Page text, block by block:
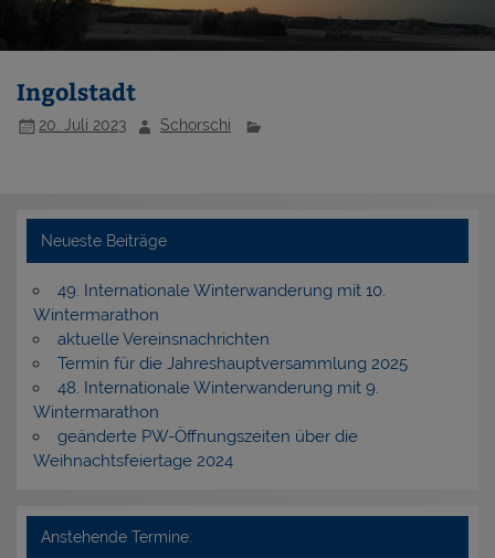
Ingolstadt
20. Juli 2023 Schorschi
Neueste Beiträge
49. Internationale Winterwanderung mit 10.
Wintermarathon
aktuelle Vereinsnachrichten
Termin für die Jahreshauptversammlung 2025
48. Internationale Winterwanderung mit 9.
Wintermarathon
geänderte PW-Öffnungszeiten über die
Weihnachtsfeiertage 2024
Anstehende Termine: